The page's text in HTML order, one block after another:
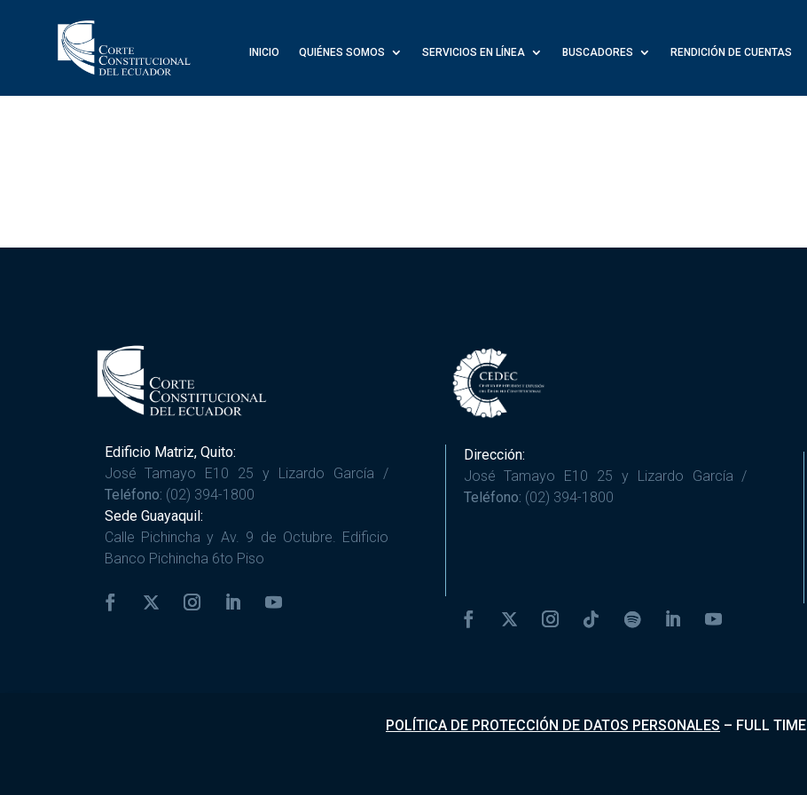
INICIO QUIÉNES SOMOS SERVICIOS EN LÍNEA BUSCADORES RENDICIÓN DE CUENTAS
Edificio Matriz, Quito:
José Tamayo E10 25 y Lizardo García /
Teléfono: (02) 394-1800
Sede Guayaquil:
Calle Pichincha y Av. 9 de Octubre. Edificio
Banco Pichincha 6to Piso
Dirección:
José Tamayo E10 25 y Lizardo García /
Teléfono: (02) 394-1800
POLÍTICA DE PROTECCIÓN DE DATOS PERSONALES – FULL TIME